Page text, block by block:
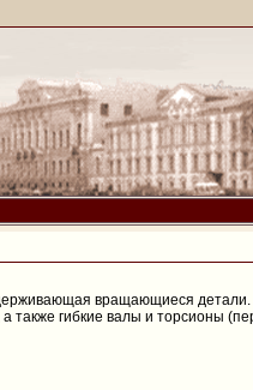
вращающиеся
также гибкие валы и торсионы